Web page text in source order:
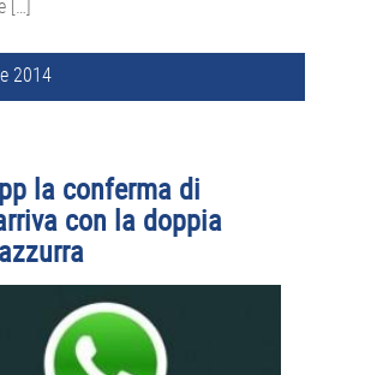
[…]
2014
la conferma di
con la doppia